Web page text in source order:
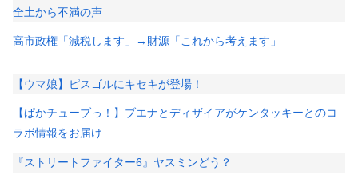
全土から不満の声
高市政権「減税します」→財源「これから考えます」
【ウマ娘】ピスゴルにキセキが登場！
【ぱかチューブっ！】ブエナとディザイアがケンタッキーとのコ
ラボ情報をお届け
『ストリートファイター6』ヤスミンどう？